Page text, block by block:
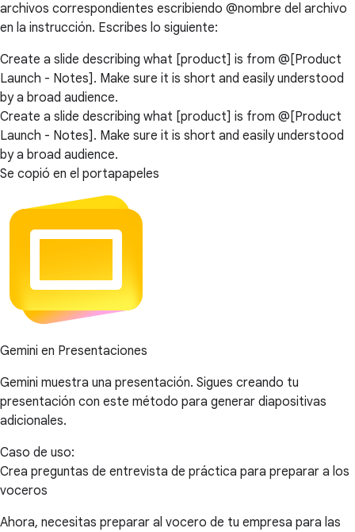
archivos correspondientes escribiendo @nombre del archivo
en la instrucción. Escribes lo siguiente:
Create a slide describing what [product] is from @[Product
Launch - Notes]. Make sure it is short and easily understood
by a broad audience.
Create a slide describing what [product] is from @[Product
Launch - Notes]. Make sure it is short and easily understood
by a broad audience.
Se copió en el portapapeles
Gemini en Presentaciones
Gemini muestra una presentación. Sigues creando tu
presentación con este método para generar diapositivas
adicionales.
Caso de uso:
Crea preguntas de entrevista de práctica para preparar a los
voceros
Ahora, necesitas preparar al vocero de tu empresa para las